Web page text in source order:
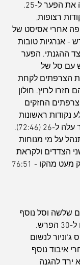
אביב ונהריה שהקפיצה את הפער ל-25.
השתדל וקלע 4 נקודות רצופות,
אחרי אסיסט של
"רק" 21 הפרש - אנרגיות טובות
ההגנתי. הפער
20 הפרש עם סל של
הצרפתים לקחת
חזרו לרוץ. חולון
החזקים
נקודות ראשונות
במחצית השניה, והפער עלה ל-26 (72:46).
על מי מנוחות
הצדדים ולקראת
שלשה וסל נוסף
של הצרפתים שמעלים ל-30 הפרש.
ג'וניור לנשום
איבוד נוסף
ירד להגנה